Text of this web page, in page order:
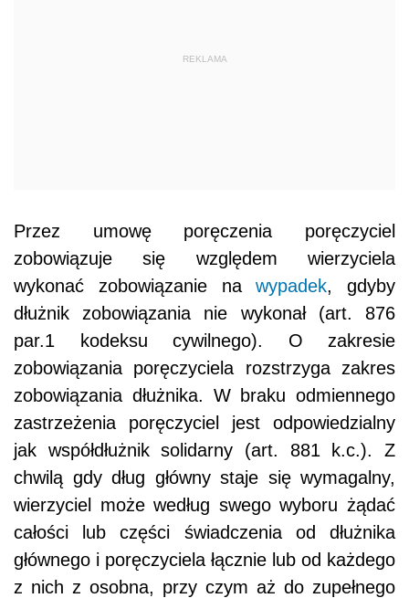
REKLAMA
Przez umowę poręczenia poręczyciel
zobowiązuje się względem wierzyciela
wykonać zobowiązanie nawypadek, gdyby
dłużnik zobowiązania nie wykonał (art. 876
par.1 kodeksu cywilnego). O zakresie
zobowiązania poręczyciela rozstrzyga zakres
zobowiązania dłużnika. W braku odmiennego
zastrzeżenia poręczyciel jest odpowiedzialny
jak współdłużnik solidarny (art. 881 k.c.). Z
chwilą gdy dług główny staje się wymagalny,
wierzyciel może według swego wyboru żądać
całości lub części świadczenia od dłużnika
głównego i poręczyciela łącznie lub od każdego
z nich z osobna, przy czym aż do zupełnego